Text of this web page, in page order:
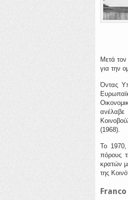
Μετά
για την
Όντας
(1968).
Το 1970,
πόρους
κρατών
της